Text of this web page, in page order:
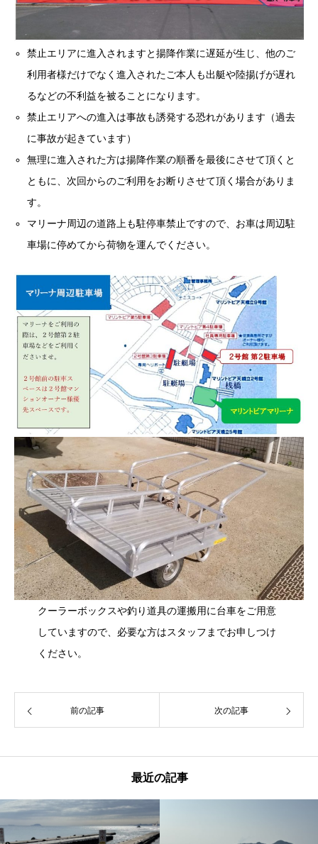
禁止エリアに進入されますと揚降作業に遅延が生じ、他のご
利用者様だけでなく進入されたご本人も出艇や陸揚げが遅れ
るなどの不利益を被ることになります。
禁止エリアへの進入は事故も誘発する恐れがあります（過去
に事故が起きています）
無理に進入された方は揚降作業の順番を最後にさせて頂くと
ともに、次回からのご利用をお断りさせて頂く場合がありま
す。
マリーナ周辺の道路上も駐停車禁止ですので、お車は周辺駐
車場に停めてから荷物を運んでください。
クーラーボックスや釣り道具の運搬用に台車をご用意
していますので、必要な方はスタッフまでお申しつけ
ください。
前の記事 次の記事
最近の記事